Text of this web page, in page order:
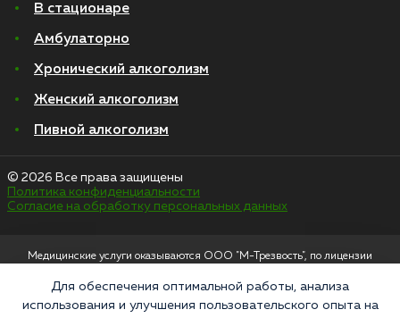
В стационаре
Амбулаторно
Хронический алкоголизм
Женский алкоголизм
Пивной алкоголизм
© 2026 Все права защищены
Политика конфиденциальности
Согласие на обработку персональных данных
Медицинские услуги оказываются ООО "М-Трезвость", по лицензии
Москва, улица 8 Марта, 1с12, подъезд 1
«Напоминаем, что сайт https://narkologiya24.clinic против распространения,
Для обеспечения оптимальной работы, анализа
использования и улучшения пользовательского опыта на